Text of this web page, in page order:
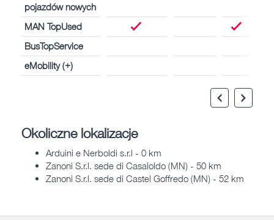
pojazdów nowych
MAN TopUsed
BusTopService
eMobility (+)
Okoliczne lokalizacje
Arduini e Nerboldi s.r.l - 0 km
Zanoni S.r.l. sede di Casaloldo (MN) - 50 km
Zanoni S.r.l. sede di Castel Goffredo (MN) - 52 km